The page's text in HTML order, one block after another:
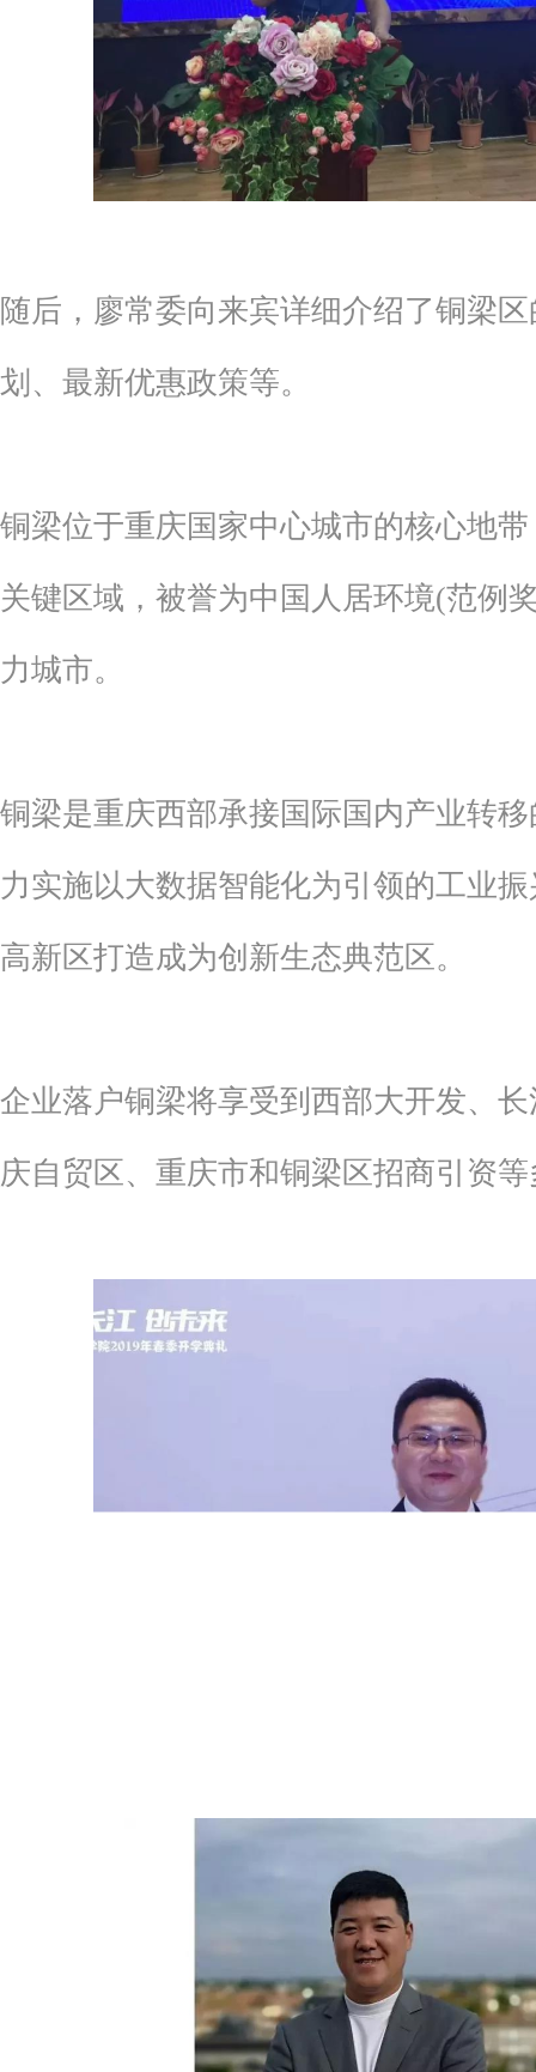
随后，廖常委向来宾详细介绍了铜梁
划、最新优惠政策等。
铜梁位于重庆国家中心城市的核心地
关键区域，被誉为中国人居环境(范例
力城市。
铜梁是重庆西部承接国际国内产业转
力实施以大数据智能化为引领的工业
高新区打造成为创新生态典范区。
企业落户铜梁将享受到西部大开发、
庆自贸区、重庆市和铜梁区招商引资